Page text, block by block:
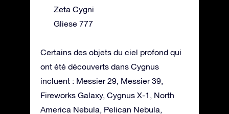
Zeta Cygni
Gliese 777
Certains des objets du ciel profond qui
ont été découverts dans Cygnus
incluent : Messier 29, Messier 39,
Fireworks Galaxy, Cygnus X-1, North
America Nebula, Pelican Nebula,